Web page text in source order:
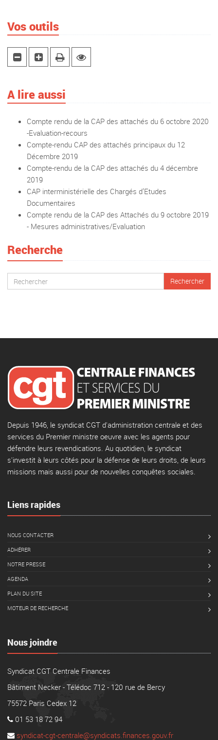
Vos outils
A lire aussi
Compte rendu de la CAP des attachés du 6 octobre 2020
-Evaluation-recours
Compte-rendu CAP des attachés principaux du 12
Décembre 2019
Compte-rendu de la CAP des attachés du 4 décembre
2019
CAP interministérielle des Chargés d’Etudes
Documentaires
Compte rendu de la CAP des Attachés du 9 octobre 2019
- Mesures administratives/Evaluation
Recherche
Depuis 1946, le syndicat CGT d'administration centrale et des
services du Premier ministre oeuvre avec les agents pour
défendre leurs revendications. Au quotidien, le syndicat
s'investit à leurs côtés pour la défense de leurs droits, de leurs
missions mais aussi pour de nouvelles conquêtes sociales.
Liens rapides
NOUS CONTACTER
ADHÉRER
NOTRE PRESSE
AGENDA
PLAN DU SITE
MOTEUR DE RECHERCHE
Nous joindre
Syndicat CGT Centrale Finances
Bâtiment Necker - Télédoc 712 - 120 rue de Bercy
75572 Paris Cedex 12
01 53 18 72 94
syndicat-cgt-centrale@syndicats.finances.gouv.fr